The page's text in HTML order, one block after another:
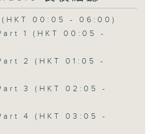
(HKT 00:05 - 06:00)
1 (HKT 00:05 -
2 (HKT 01:05 -
3 (HKT 02:05 -
4 (HKT 03:05 -